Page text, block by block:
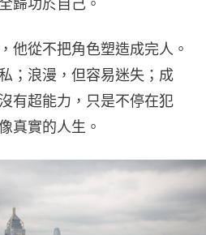
他從不把角色塑造成完人。
；浪漫，但容易迷失；成
有超能力，只是不停在犯
真實的人生。